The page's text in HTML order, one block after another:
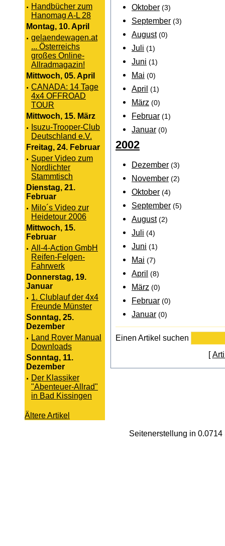
· Handbücher zum
Hanomag A-L 28
Montag, 10. April
· gelaendewagen.at
... Österreichs
großes Online-
Allradmagazin!
Mittwoch, 05. April
· CANADA: 14 Tage
4x4 OFFROAD
TOUR
Mittwoch, 15. März
· Isuzu-Trooper-Club
Deutschland e.V.
Freitag, 24. Februar
· Super Video zum
Nordlichter
Stammtisch
Dienstag, 21.
Februar
· Milo´s Video zur
Heidetour 2006
Mittwoch, 15.
Februar
· All-4-Action GmbH
Reifen-Felgen-
Fahrwerk
Donnerstag, 19.
Januar
· 1. Clublauf der 4x4
Freunde Münster
Sonntag, 25.
Dezember
· Land Rover Manual
Downloads
Sonntag, 11.
Dezember
· Der Klassiker
"Abenteuer-Allrad"
in Bad Kissingen
Ältere Artikel
Oktober (3)
September (3)
August (0)
Juli (1)
Juni (1)
Mai (0)
April (1)
März (0)
Februar (1)
Januar (0)
2002
Dezember (3)
November (2)
Oktober (4)
September (5)
August (2)
Juli (4)
Juni (1)
Mai (7)
April (8)
März (0)
Februar (0)
Januar (0)
Einen Artikel suchen
[
Seitenerstellung in